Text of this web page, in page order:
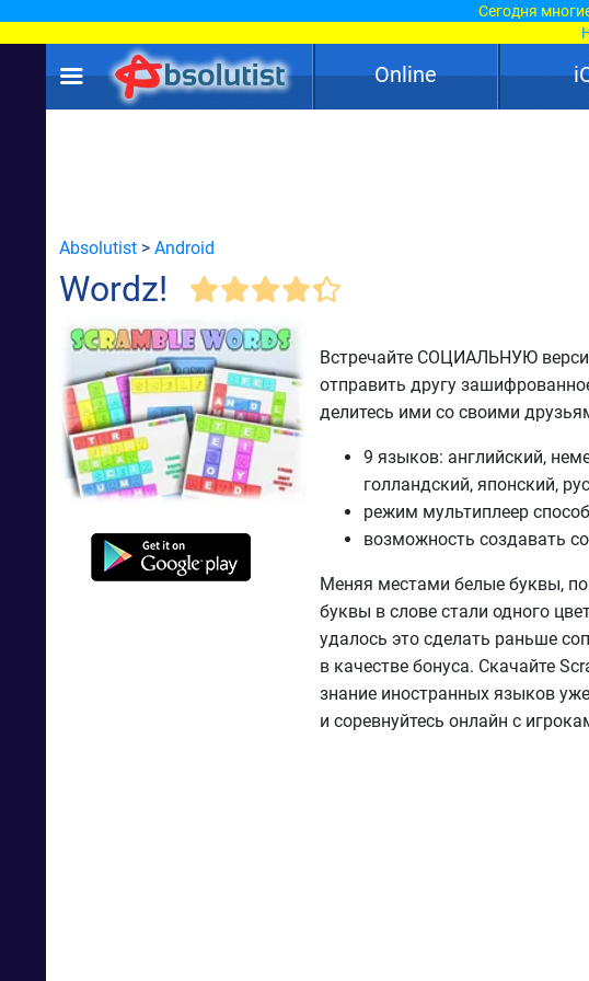
Сегодня
Online
Absolutist > Android
Wordz!
Встречайте СОЦИАЛЬНУЮ
отправить другу
делитесь ими со своими
9 языков: английский,
голландский, японский,
режим мультиплеер
возможность создавать
Меняя местами белые буквы,
буквы в слове стали одного
удалось это сделать раньше
в качестве бонуса. Скачайте
знание иностранных языков
и соревнуйтесь онлайн с